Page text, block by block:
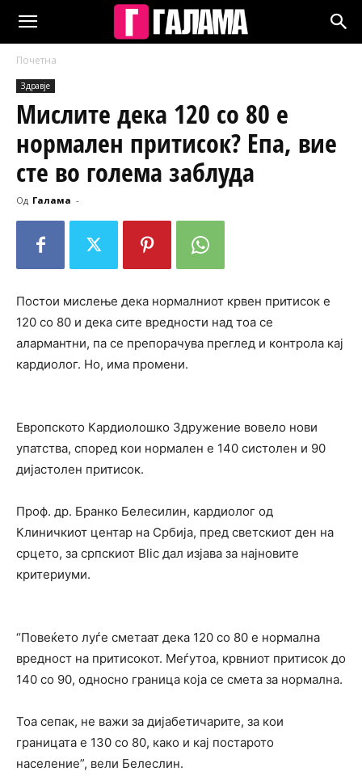
Почетна
Здравје
Мислите дека 120 со 80 е
нормален притисок? Епа, вие
сте во голема заблуда
Од Галама -
Постои мислење дека нормалниот крвен притисок е
120 со 80 и дека сите вредности над тоа се
алармантни, па се препорачува преглед и контрола кај
кардиолог. Но, има промени.
Европското Кардиолошко Здружение вовело нови
упатства, според кои нормален е 140 систолен и 90
дијастолен притисок.
Проф. др. Бранко Белесилин, кардиолог од
Клиничкиот центар на Србија, пред светскиот ден на
срцето, за српскиот Blic дал изјава за најновите
критериуми.
“Повеќето луѓе сметаат дека 120 со 80 е нормална
вредност на притисокот. Меѓутоа, крвниот притисок до
140 со 90, односно граница која се смета за нормална.
Тоа сепак, не важи за дијабетичарите, за кои
границата е 130 со 80, како и кај постарото
население”, вели Белеслин.